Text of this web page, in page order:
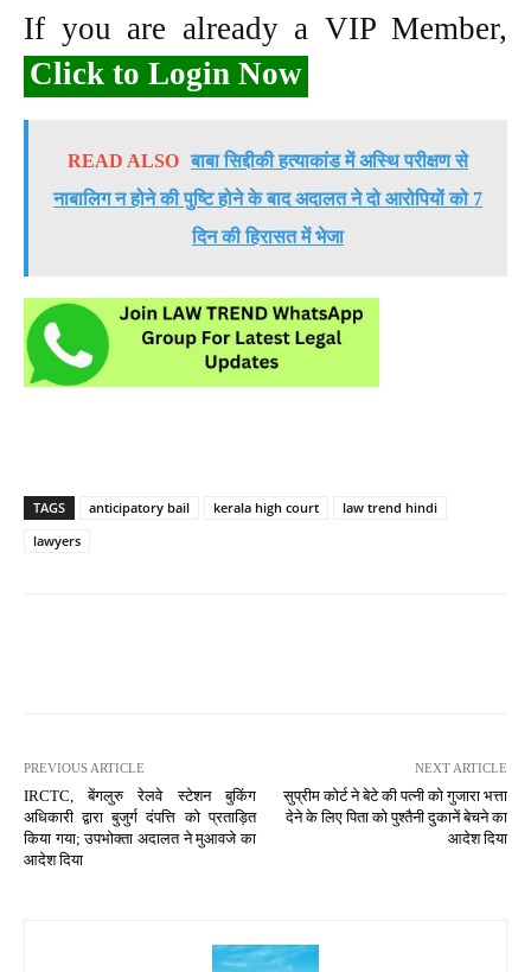
If you are already a VIP Member,
Click to Login Now
READ ALSO बाबा सिद्दीकी हत्याकांड में अस्थि परीक्षण से
नाबालिग न होने की पुष्टि होने के बाद अदालत ने दो आरोपियों को 7
दिन की हिरासत में भेजा
TAGS anticipatory bail kerala high court
law trend hindi
lawyers
PREVIOUS ARTICLE
IRCTC, बेंगलुरु रेलवे स्टेशन बुकिंग
अधिकारी द्वारा बुजुर्ग दंपत्ति को प्रताड़ित
किया गया; उपभोक्ता अदालत ने मुआवजे का
आदेश दिया
NEXT ARTICLE
सुप्रीम कोर्ट ने बेटे की पत्नी को गुजारा भत्ता
देने के लिए पिता को पुश्तैनी दुकानें बेचने का
आदेश दिया